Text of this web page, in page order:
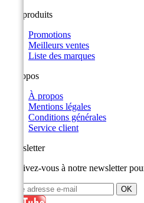
Nos produits
Promotions
Meilleurs ventes
Liste des marques
A propos
À propos
Mentions légales
Conditions générales
Service client
Newsletter
Inscrivez-vous à notre newsletter